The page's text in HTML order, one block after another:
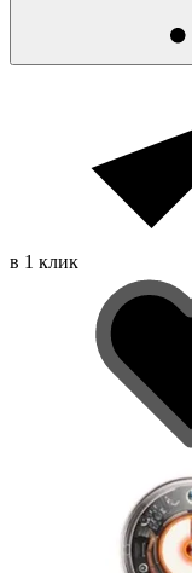
в 1 клик